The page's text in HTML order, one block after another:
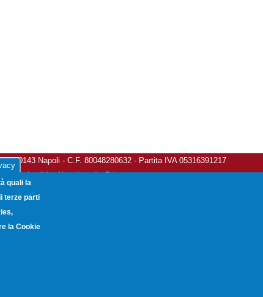
- 80143 Napoli - C.F. 80048280632 - Partita IVA 05316391217
-Note Legali-Privacy
quali la
terze parti
la Cookie